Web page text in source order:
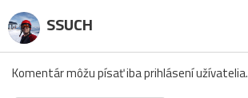
SSUCH
Komentár môžu písať iba prihlásení užívatelia.